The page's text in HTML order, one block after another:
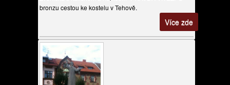
bronzu cestou ke kostelu v Tehově.
Více zde